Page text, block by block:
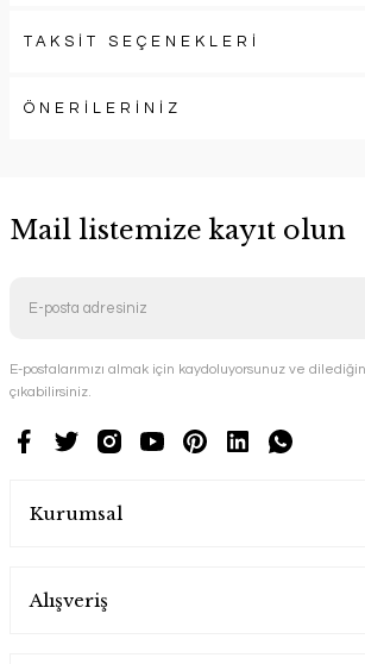
TAKSİT SEÇENEKLERİ
ÖNERİLERİNİZ
Mail listemize kayıt olun
E-postalarımızı almak için kaydoluyorsunuz ve
çıkabilirsiniz.
Kurumsal
Alışveriş